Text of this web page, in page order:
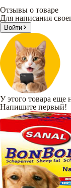
Отзывы о товаре
Для написания
Войти
У этого товара еще
Напишите первый!